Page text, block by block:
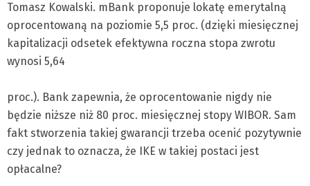
Tomasz Kowalski. mBank proponuje lokatę emerytalną
oprocentowaną na poziomie 5,5 proc. (dzięki miesięcznej
kapitalizacji odsetek efektywna roczna stopa zwrotu
wynosi 5,64
proc.). Bank zapewnia, że oprocentowanie nigdy nie
będzie niższe niż 80 proc. miesięcznej stopy WIBOR. Sam
fakt stworzenia takiej gwarancji trzeba ocenić pozytywnie
czy jednak to oznacza, że IKE w takiej postaci jest
opłacalne?